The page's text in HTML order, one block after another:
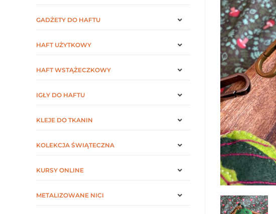
GADŻETY DO HAFTU
HAFT UŻYTKOWY
HAFT WSTĄŻECZKOWY
IGŁY DO HAFTU
KLEJE DO TKANIN
KOLEKCJA ŚWIĄTECZNA
KURSY ONLINE
METALIZOWANE NICI